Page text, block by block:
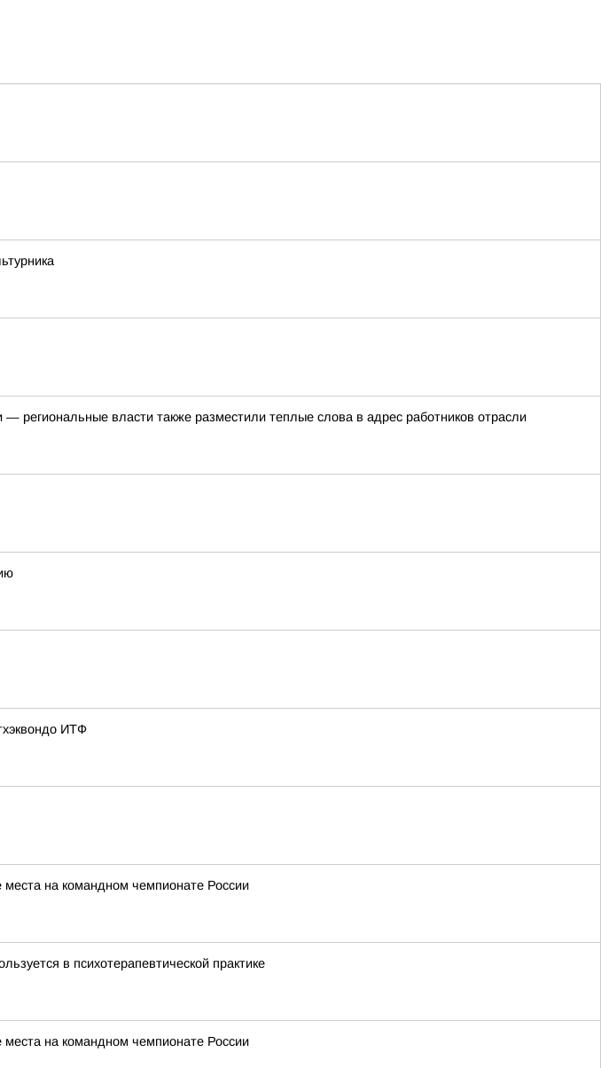
региональные власти также разместили теплые слова в адрес работников отрасли
ИТФ
на командном чемпионате России
в психотерапевтической практике
на командном чемпионате России